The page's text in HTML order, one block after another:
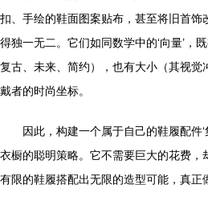
扣、手绘的鞋面图案贴布，甚至将旧首
得独一无二。它们如同数学中的‘向量’，
复古、未来、简约），也有大小（其视
戴者的时尚坐标。
因此，构建一个属于自己的鞋履配件
衣橱的聪明策略。它不需要巨大的花费，
有限的鞋履搭配出无限的造型可能，真正